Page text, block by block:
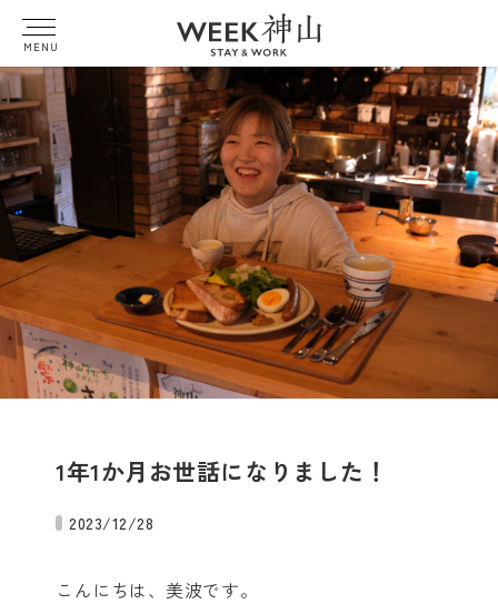
MENU
1年1か月お世話になりました！
2023/12/28
こんにちは、美波です。